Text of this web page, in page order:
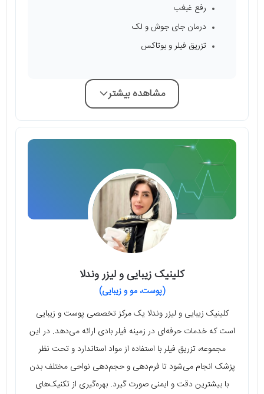
رفع غبغب
درمان جای جوش و لک
تزریق فیلر و بوتاکس
مشاهده بیشتر
کلینیک زیبایی و لیزر وندلا
(پوست، مو و زیبایی)
کلینیک زیبایی و لیزر وندلا یک مرکز تخصصی پوست و زیبایی
است که خدمات حرفه‌ای در زمینه فیلر بادی ارائه می‌دهد. در این
مجموعه، تزریق فیلر با استفاده از مواد استاندارد و تحت نظر
پزشک انجام می‌شود تا فرم‌دهی و حجم‌دهی نواحی مختلف بدن
با بیشترین دقت و ایمنی صورت گیرد. بهره‌گیری از تکنیک‌های